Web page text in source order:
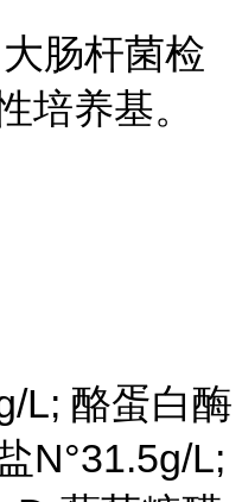
肠杆菌检
培养基。
L; 酪蛋白酶
N°31.5g/L;